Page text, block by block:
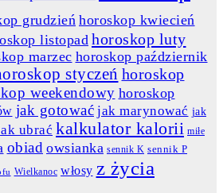
grudzieńhoroskop kwiecień
listopad horoskop luty
marzec horoskop październik
styczeń horoskop
weekendowy horoskop
jak gotować jak marynować jak
ubrać kalkulator kalorii miłe
obiad owsianka sennik K sennik P
Wielkanoc włosy z życia